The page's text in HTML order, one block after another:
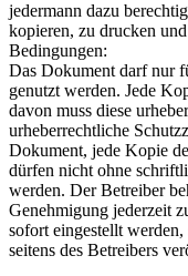
jedermann dazu
kopieren, zu drucken
Bedingungen:
Das Dokument darf nur
genutzt werden. Jede
davon muss diese
urheberrechtliche
Dokument, jede Kopie
dürfen nicht ohne
werden. Der Betreiber
Genehmigung jederzeit
sofort eingestellt
seitens des Betreibers